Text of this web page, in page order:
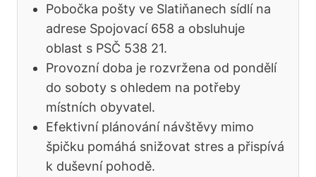
Pobočka pošty ve Slatiňanech sídlí na
adrese Spojovací 658 a obsluhuje
oblast s PSČ 538 21.
Provozní doba je rozvržena od pondělí
do soboty s ohledem na potřeby
místních obyvatel.
Efektivní plánování návštěvy mimo
špičku pomáhá snižovat stres a přispívá
k duševní pohodě.